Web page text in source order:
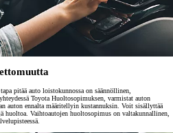
pitää auto loistokunnossa on säännöllinen,
Toyota Huoltosopimuksen, varmistat auton
auton ennalta määritellyin kustannuksin. Voit sisällyttää
huoltoa. Vaihtoautojen huoltosopimus on valtakunnallinen,